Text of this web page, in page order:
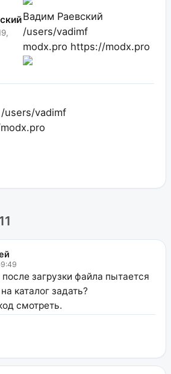
Вадим Раевский
/users/vadimf
modx.pro https://modx.pro
/users/vadimf
11
загрузки файла пытается
каталог задать?
смотреть.